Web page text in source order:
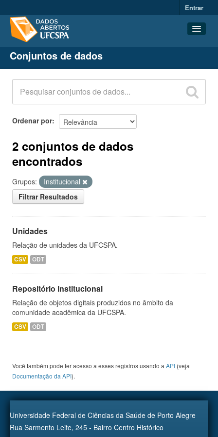
Entrar
Conjuntos de dados
Organizações
Grupos
Sobre
Conjuntos de dados
Ordenar por
2 conjuntos de dados
encontrados
Grupos:
Institucional
Filtrar Resultados
Unidades
Relação de unidades da UFCSPA.
CSV ODT
Repositório Institucional
Relação de objetos digitais produzidos no âmbito da
comunidade acadêmica da UFCSPA.
CSV ODT
Você também pode ter acesso a esses registros usando a API (veja
Documentação da API).
Universidade Federal de Ciências da Saúde de Porto Alegre
Rua Sarmento Leite, 245 - Bairro Centro Histórico